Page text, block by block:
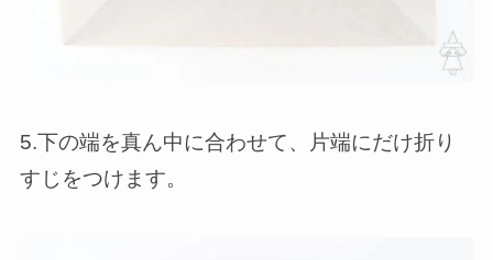
5.下の端を真ん中に合わせて、片端にだけ折り
すじをつけます。